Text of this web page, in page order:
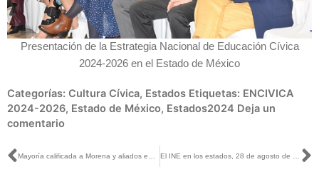
Presentación de la Estrategia Nacional de Educación Cívica
2024-2026 en el Estado de México
Categorías: Cultura Cívica, Estados Etiquetas: ENCIVICA
2024-2026, Estado de México, Estados2024 Deja un
comentario
Ant Mayoría calificada a Morena y aliados en la Cámara de Diputados fue en estricto apego a la ley: Uuc-kib Espadas con Ronald Rojas El INE en los estados, 28 de agosto de 2024